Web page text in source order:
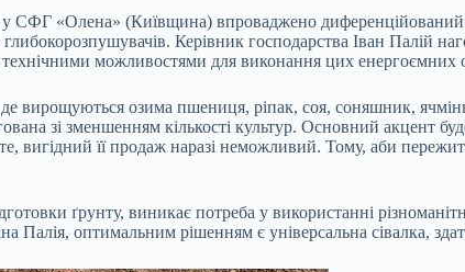
СФГ «Олена» (Київщина) впроваджено диференційований
Керівник господарства Іван Палій
технічними можливостями для виконання цих енергоємних
вирощуються озима пшениця, ріпак, соя, соняшник,
зі зменшенням кількості культур. Основний акцент
вигідний її продаж наразі неможливий. Тому, аби
ґрунту, виникає потреба у використанні
оптимальним рішенням є універсальна сівалка,